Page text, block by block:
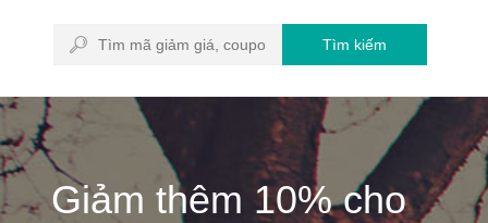
Tìm kiếm
Giảm thêm 10% cho